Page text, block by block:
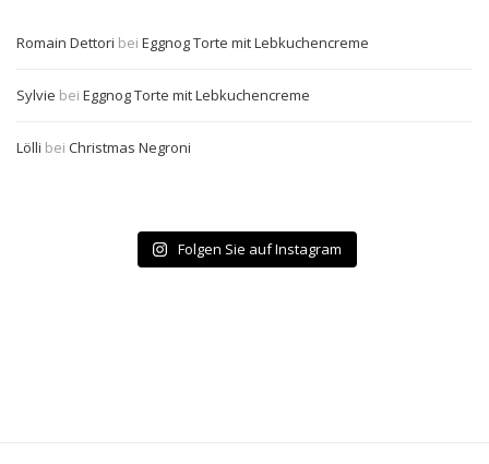
Romain Dettori bei Eggnog Torte mit Lebkuchencreme
Sylvie bei Eggnog Torte mit Lebkuchencreme
Lölli bei Christmas Negroni
Folgen Sie auf Instagram